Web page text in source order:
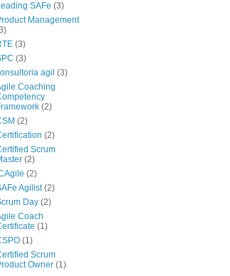
SAFe (3)
Management
(3)
(3)
agil (3)
Coaching
(2)
(2)
(2)
Scrum
(2)
(2)
Agilist (2)
Day (2)
Coach
(1)
(1)
Scrum
Owner (1)